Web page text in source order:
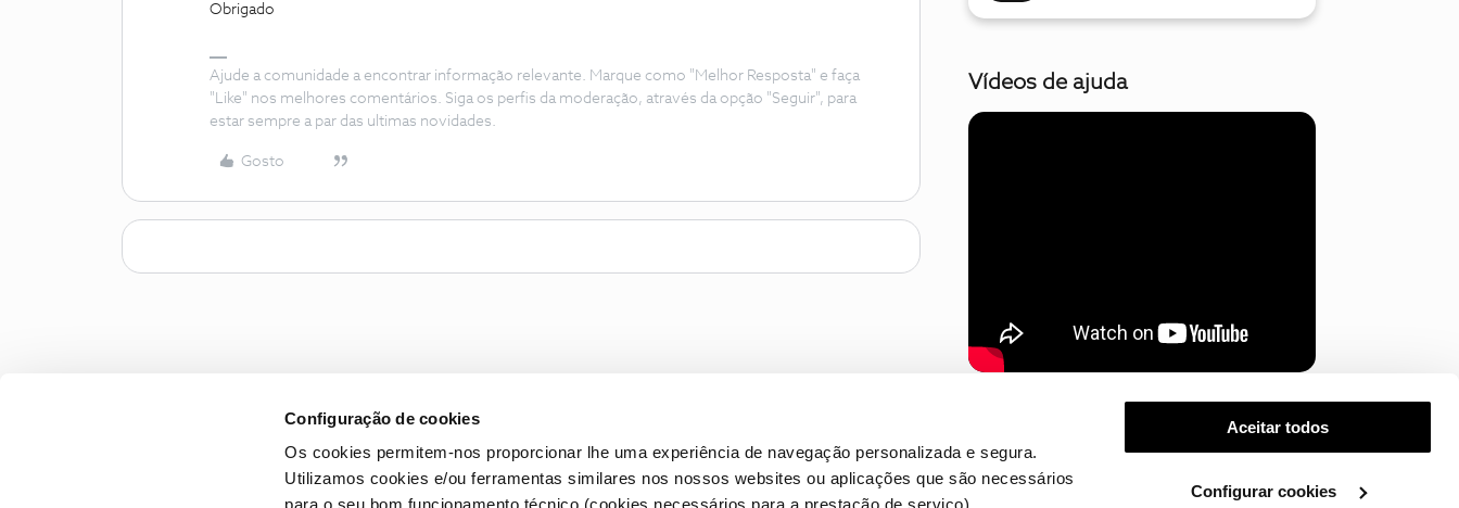
Configuração de cookies
Os cookies permitem-nos proporcionar lhe uma experiência de navegação personalizada e segura.
Utilizamos cookies e/ou ferramentas similares nos nossos websites ou aplicações que são necessários
Aceitar todos
Configurar cookies
Obrigado
Ajude a comunidade a encontrar informação relevante. Marque como "Melhor Resposta" e faça
"Like" nos melhores comentários. Siga os perfis da moderação, através da opção "Seguir", para
estar sempre a par das ultimas novidades.
Gosto
Vídeos de ajuda